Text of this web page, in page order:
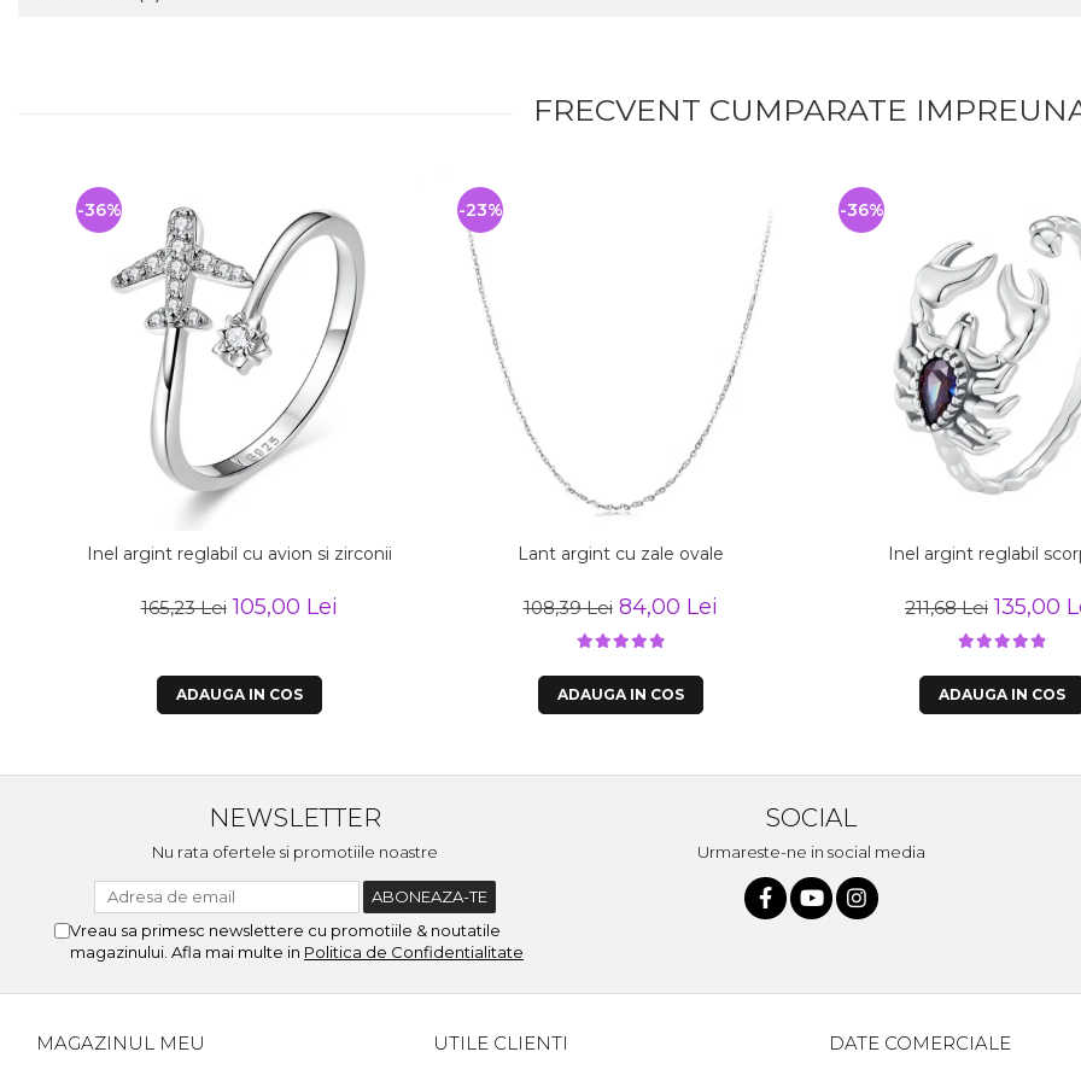
FRECVENT CUMPARATE
Inel argint reglabil cu avion si zirconii
165,23 Lei 105,00 Lei
-36%
ADAUGA IN COS
Lant argint cu zale ovale
108,39 Lei 84,00 Lei
-23%
ADAUGA IN COS
Inel argint reglabil
211,68 Lei 135,00
-36%
ADAUGA IN COS
NEWSLETTER
Nu rata ofertele si promotiile noastre
Vreau sa primesc newslettere cu promotiile & noutatile
magazinului. Afla mai multe in Politica de Confidentialitate
SOCIAL
Urmareste-ne in social media
MAGAZINUL MEU UTILE CLIENTI DATE COMERCIALE